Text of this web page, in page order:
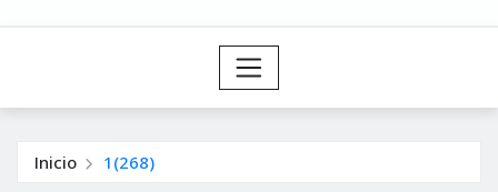
Inicio 1(268)